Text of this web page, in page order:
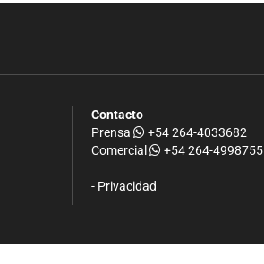
Contacto
Prensa
+54 264-4033682
Comercial
+54 264-4998755
- Privacidad